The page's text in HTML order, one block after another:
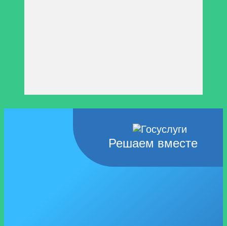
Решаем вместе